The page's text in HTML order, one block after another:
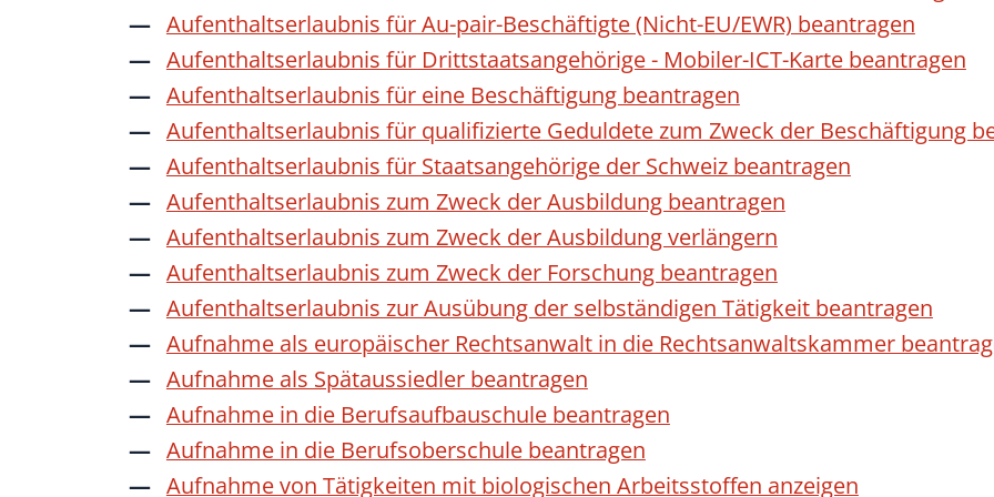
Aufenthaltserlaubnis für Au-pair-Beschäftigte (Nicht-EU/EWR) beantragen
Aufenthaltserlaubnis für Drittstaatsangehörige - Mobiler-ICT-Karte beantragen
Aufenthaltserlaubnis für eine Beschäftigung beantragen
Aufenthaltserlaubnis für qualifizierte Geduldete zum Zweck der Beschäftigung
Aufenthaltserlaubnis für Staatsangehörige der Schweiz beantragen
Aufenthaltserlaubnis zum Zweck der Ausbildung beantragen
Aufenthaltserlaubnis zum Zweck der Ausbildung verlängern
Aufenthaltserlaubnis zum Zweck der Forschung beantragen
Aufenthaltserlaubnis zur Ausübung der selbständigen Tätigkeit beantragen
Aufnahme als europäischer Rechtsanwalt in die Rechtsanwaltskammer
Aufnahme als Spätaussiedler beantragen
Aufnahme in die Berufsaufbauschule beantragen
Aufnahme in die Berufsoberschule beantragen
Aufnahme von Tätigkeiten mit biologischen Arbeitsstoffen anzeigen